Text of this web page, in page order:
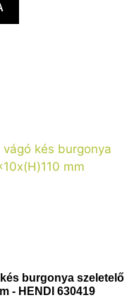
burgonya szeletelő
- HENDI 630419